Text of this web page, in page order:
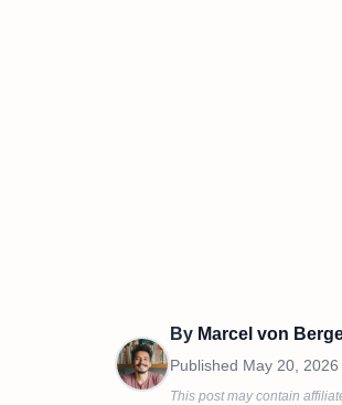
By Marcel von
Published May 20, 2026
This post may contain